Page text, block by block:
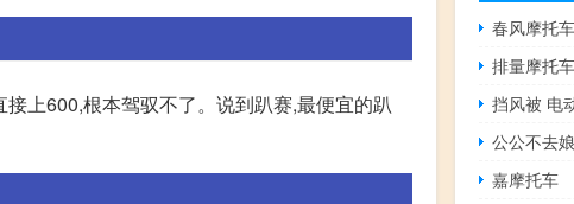
上600,根本驾驭不了。说到趴赛,最便宜的趴
春风摩托
排量摩托车
挡风被 电
公公不去
嘉摩托车